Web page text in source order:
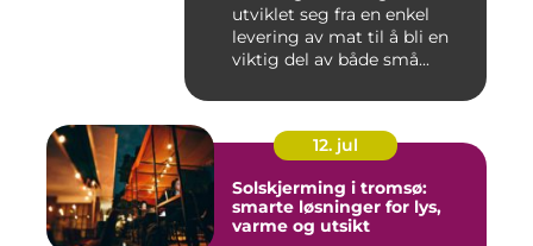
utviklet seg fra en enkel
levering av mat til å bli en
viktig del av både små...
12. jul
Solskjerming i tromsø:
smarte løsninger for lys,
varme og utsikt